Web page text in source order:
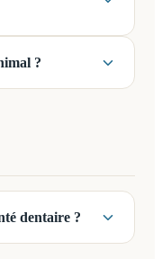
?
dentaire ?